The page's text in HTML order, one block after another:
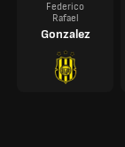
Federico
Rafael
Gonzalez